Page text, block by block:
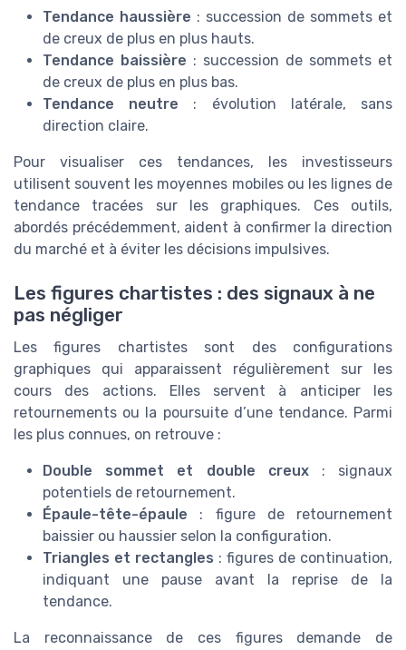
Tendance haussière : succession de sommets et
de creux de plus en plus hauts.
Tendance baissière : succession de sommets et
de creux de plus en plus bas.
Tendance neutre : évolution latérale, sans
direction claire.
Pour visualiser ces tendances, les investisseurs
utilisent souvent les moyennes mobiles ou les lignes de
tendance tracées sur les graphiques. Ces outils,
abordés précédemment, aident à confirmer la direction
du marché et à éviter les décisions impulsives.
Les figures chartistes : des signaux à ne
pas négliger
Les figures chartistes sont des configurations
graphiques qui apparaissent régulièrement sur les
cours des actions. Elles servent à anticiper les
retournements ou la poursuite d’une tendance. Parmi
les plus connues, on retrouve :
Double sommet et double creux: signaux
potentiels de retournement.
Épaule-tête-épaule : figure de retournement
baissier ou haussier selon la configuration.
Triangles et rectangles : figures de continuation,
indiquant une pause avant la reprise de la
tendance.
La reconnaissance de ces figures demande de